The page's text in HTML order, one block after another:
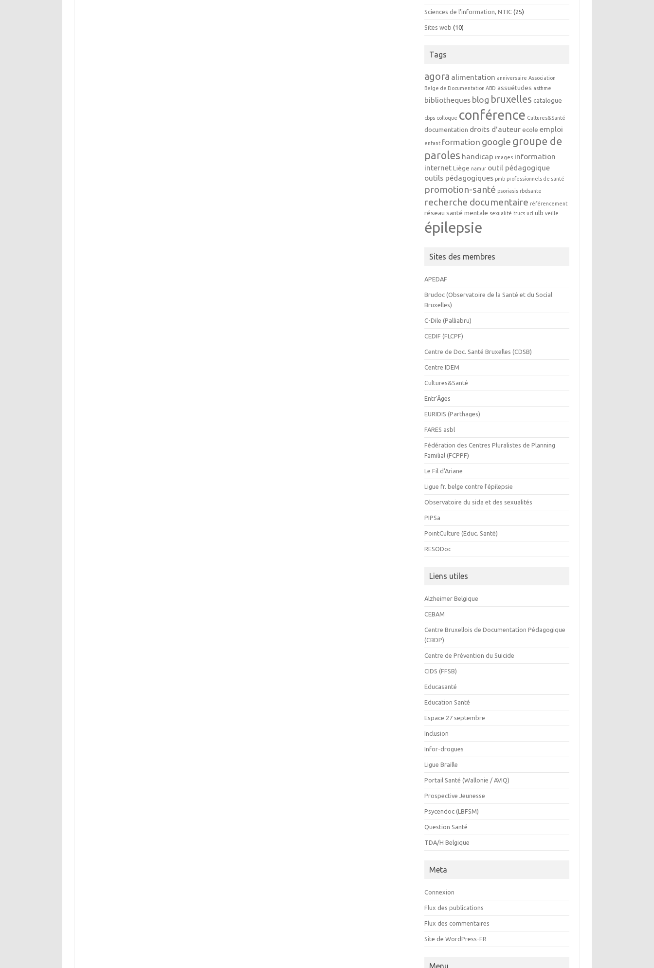
Sciences de l'information, NTIC (25)
Sites web (10)
Tags
agora alimentation anniversaire Association
Belge de Documentation ABD assuétudes asthme
bibliotheques blog bruxelles catalogue
cbps colloque conférence Cultures&Santé
documentation droits d'auteur ecole emploi
enfant formation google groupe de
paroles handicap images information
internet Liège namur outil pédagogique
outils pédagogiques pmb professionnels de santé
promotion-santé psoriasis rbdsante
recherche documentaire référencement
réseau santé mentale sexualité trucs ucl ulb veille
épilepsie
Sites des membres
APEDAF
Brudoc (Observatoire de la Santé et du Social
Bruxelles)
C-Dile (Palliabru)
CEDIF (FLCPF)
Centre de Doc. Santé Bruxelles (CDSB)
Centre IDEM
Cultures&Santé
Entr'Âges
EURIDIS (Parthages)
FARES asbl
Fédération des Centres Pluralistes de Planning
Familial (FCPPF)
Le Fil d'Ariane
Ligue fr. belge contre l'épilepsie
Observatoire du sida et des sexualités
PIPSa
PointCulture (Educ. Santé)
RESODoc
Liens utiles
Alzheimer Belgique
CEBAM
Centre Bruxellois de Documentation Pédagogique
(CBDP)
Centre de Prévention du Suicide
CIDS (FFSB)
Educasanté
Education Santé
Espace 27 septembre
Inclusion
Infor-drogues
Ligue Braille
Portail Santé (Wallonie / AVIQ)
Prospective Jeunesse
Psycendoc (LBFSM)
Question Santé
TDA/H Belgique
Meta
Connexion
Flux des publications
Flux des commentaires
Site de WordPress-FR